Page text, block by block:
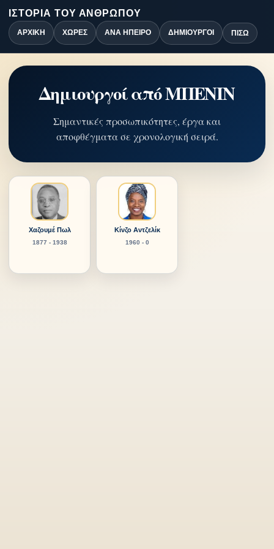
ΙΣΤΟΡΊΑ ΤΟΥ ΑΝΘΡΏΠΟΥ
ΑΡΧΙΚΉ ΧΏΡΕΣ ΑΝΆ ΉΠΕΙΡΟ ΔΗΜΙΟΥΡΓΟΊ ΠΊΣΩ
Δημιουργοί από ΜΠΕΝΙΝ
Σημαντικές προσωπικότητες, έργα και
αποφθέγματα σε χρονολογική σειρά.
Χαζουμέ Πωλ
1877 - 1938
Κίνζο Αντζελίκ
1960 - 0